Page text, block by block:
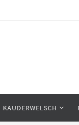
KAUDERWELSCH